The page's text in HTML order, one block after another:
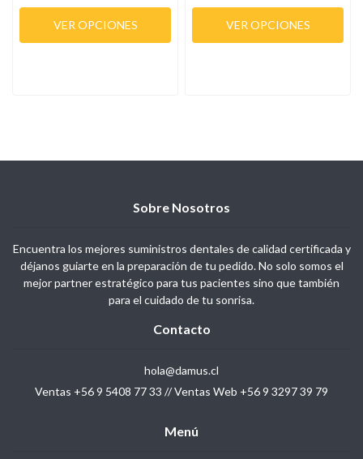
VER OPCIONES VER OPCIONES
Sobre Nosotros
Encuentra los mejores suministros dentales de calidad certificada y
déjanos guiarte en la preparación de tu pedido. No solo somos el
mejor partner estratégico para tus pacientes sino que también
para el cuidado de tu sonrisa.
Contacto
hola@damus.cl
Ventas +56 9 5408 77 33 // Ventas Web +56 9 3297 39 79
Menú